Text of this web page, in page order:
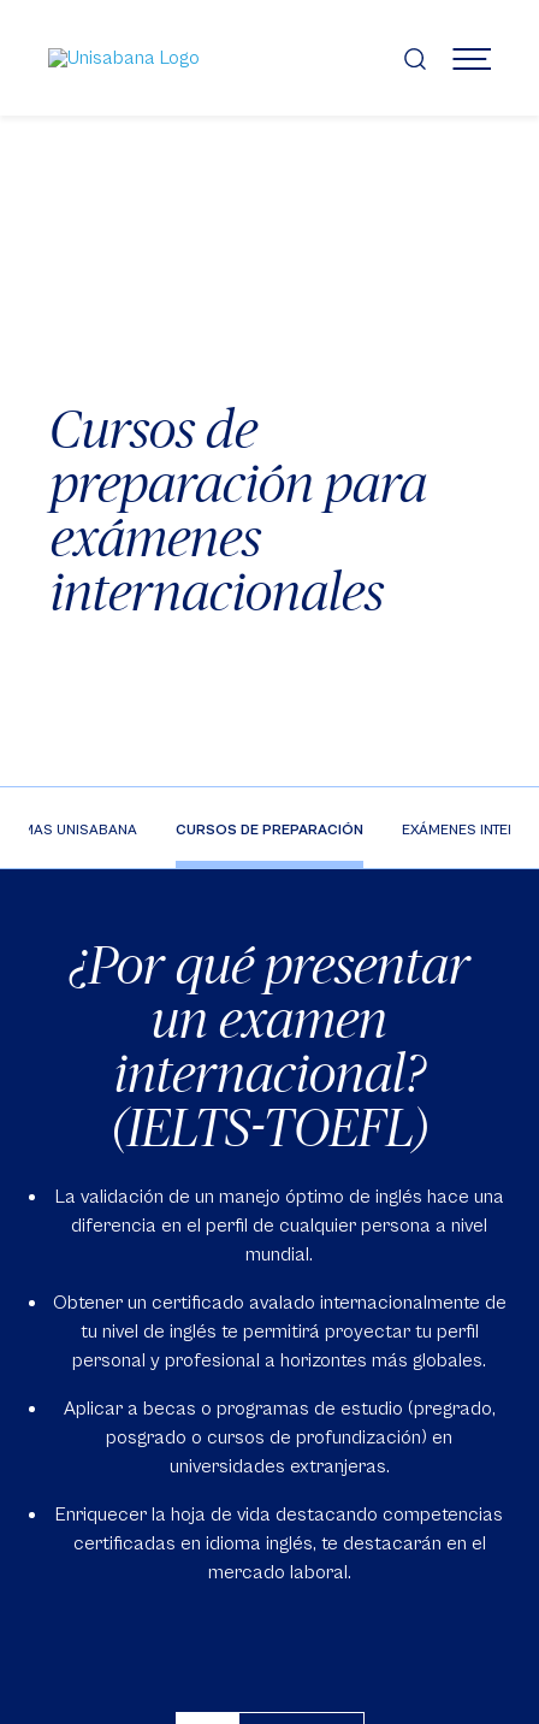
contenido
principal
MENÚ
Cursos de
preparación para
exámenes
internacionales
UNISABANA CURSOS DE PREPARACIÓN EXÁMENES
¿Por qué presentar
un examen
internacional?
(IELTS-TOEFL)
La validación de un manejo óptimo de inglés hace una
diferencia en el perfil de cualquier persona a nivel
mundial.
Obtener un certificado avalado internacionalmente de
tu nivel de inglés te permitirá proyectar tu perfil
personal y profesional a horizontes más globales.
Aplicar a becas o programas de estudio (pregrado,
posgrado o cursos de profundización) en
universidades extranjeras.
Enriquecer la hoja de vida destacando competencias
certificadas en idioma inglés, te destacarán en el
mercado laboral.